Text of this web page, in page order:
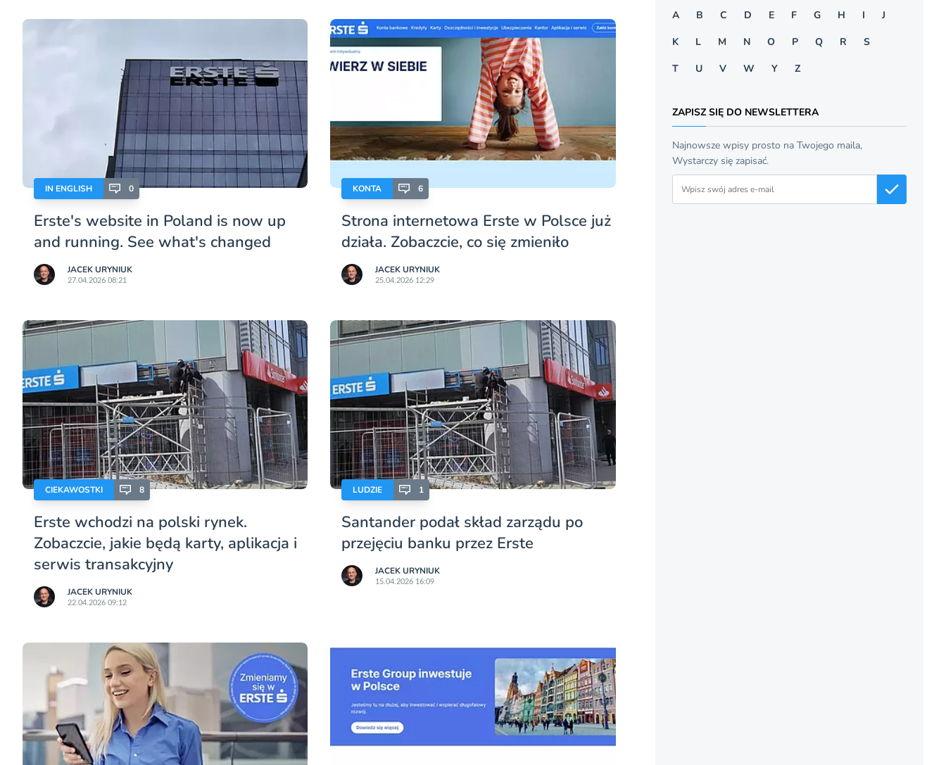
IN ENGLISH 0
Erste's website in Poland is now up
and running. See what's changed
JACEK URYNIUK
27.04.2026 08:21
KONTA 6
Strona internetowa Erste w Polsce już
działa. Zobaczcie, co się zmieniło
JACEK URYNIUK
25.04.2026 12:29
CIEKAWOSTKI 8
Erste wchodzi na polski rynek.
Zobaczcie, jakie będą karty, aplikacja i
serwis transakcyjny
JACEK URYNIUK
22.04.2026 09:12
LUDZIE 1
Santander podał skład zarządu po
przejęciu banku przez Erste
JACEK URYNIUK
15.04.2026 16:09
A
B C D E F G H I
J
K
L M N O P Q R
S
T
U V W Y Z
ZAPISZ SIĘ DO NEWSLETTERA
Najnowsze wpisy prosto na Twojego maila,
Wystarczy się zapisać.